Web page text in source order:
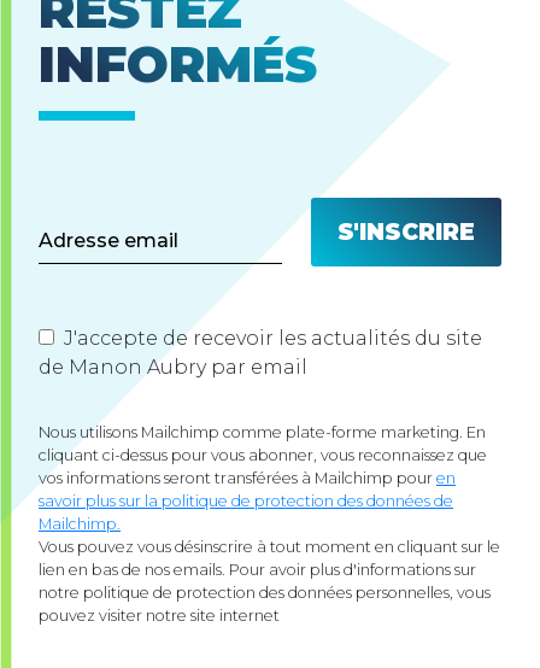
INFORMÉS
J'accepte de recevoir les actualités du site
de Manon Aubry par email
Nous utilisons Mailchimp comme plate-forme marketing. En
cliquant ci-dessus pour vous abonner, vous reconnaissez que
vos informations seront transférées à Mailchimp pour en
savoir plus sur la politique de protection des données de
Mailchimp.
Vous pouvez vous désinscrire à tout moment en cliquant sur le
lien en bas de nos emails. Pour avoir plus d'informations sur
notre politique de protection des données personnelles, vous
pouvez visiter notre site internet